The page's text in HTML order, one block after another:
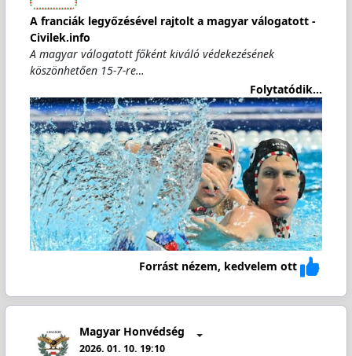
A franciák legyőzésével rajtolt a magyar válogatott -
Civilek.info
A magyar válogatott főként kiváló védekezésének
köszönhetően 15-7-re…
Folytatódik...
Forrást nézem, kedvelem ott
Magyar Honvédség
2026. 01. 10. 19:10